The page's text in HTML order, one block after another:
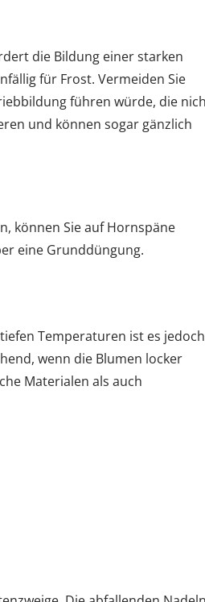
die Bildung einer starken
für Frost. Vermeiden Sie
führen würde, die
und können sogar gänzlich
können Sie auf Hornspäne
eine Grunddüngung.
Temperaturen ist es jedoch
wenn die Blumen locker
Materialen als auch